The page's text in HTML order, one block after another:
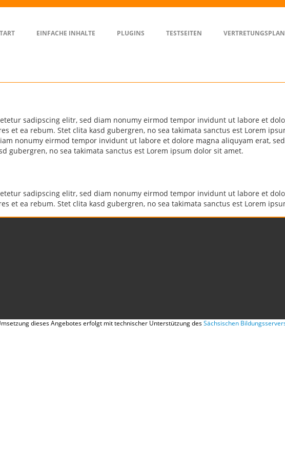
template at a
019223 8092344
EINFACHE INHALTE PLUGINS TESTSEITEN VERTRETUNGSPLAN
sadipscing elitr, sed diam nonumy eirmod tempor invidunt ut labore et
et ea rebum. Stet clita kasd gubergren, no sea takimata sanctus est Lorem
nonumy eirmod tempor invidunt ut labore et dolore magna aliquyam erat,
gubergren, no sea takimata sanctus est Lorem ipsum dolor sit amet.
sadipscing elitr, sed diam nonumy eirmod tempor invidunt ut labore et
et ea rebum. Stet clita kasd gubergren, no sea takimata sanctus est Lorem
dieses Angebotes erfolgt mit technischer Unterstützung des Sächsischen